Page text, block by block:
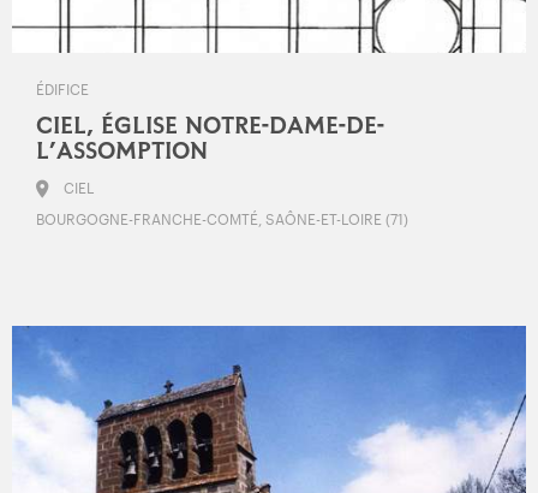
ÉDIFICE
CIEL, ÉGLISE NOTRE-DAME-DE-
L’ASSOMPTION
CIEL
BOURGOGNE-FRANCHE-COMTÉ, SAÔNE-ET-LOIRE (71)